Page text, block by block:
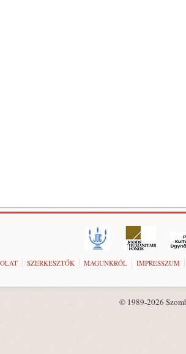
SZERKESZTŐK MAGUNKRÓL IMPRESSZUM
© 1989-2026